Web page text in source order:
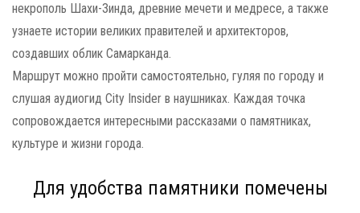
некрополь Шахи-Зинда, древние мечети и медресе, а также
узнаете истории великих правителей и архитекторов,
создавших облик Самарканда.
Маршрут можно пройти самостоятельно, гуляя по городу и
слушая аудиогид City Insider в наушниках. Каждая точка
сопровождается интересными рассказами о памятниках,
культуре и жизни города.
Для удобства памятники помечены